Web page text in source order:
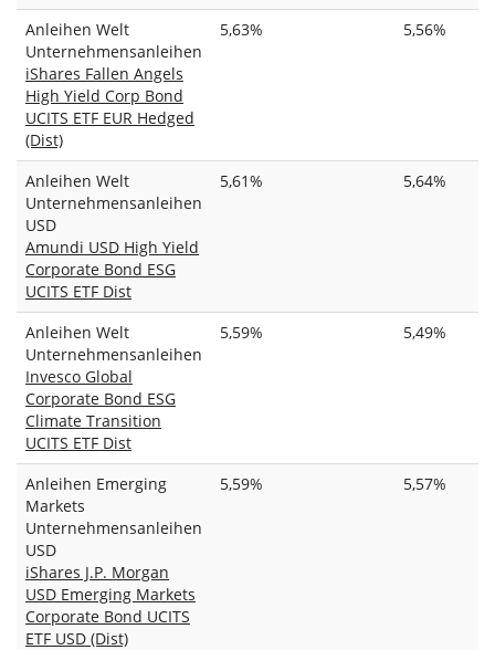
Anleihen Welt
Unternehmensanleihen
iShares Fallen Angels
High Yield Corp Bond
UCITS ETF EUR Hedged
(Dist)
5,63% 5,56%
Anleihen Welt
Unternehmensanleihen
USD
Amundi USD High Yield
Corporate Bond ESG
UCITS ETF Dist
5,61% 5,64%
Anleihen Welt
Unternehmensanleihen
Invesco Global
Corporate Bond ESG
Climate Transition
UCITS ETF Dist
5,59% 5,49%
Anleihen Emerging
Markets
Unternehmensanleihen
USD
iShares J.P. Morgan
USD Emerging Markets
Corporate Bond UCITS
ETF USD (Dist)
5,59% 5,57%